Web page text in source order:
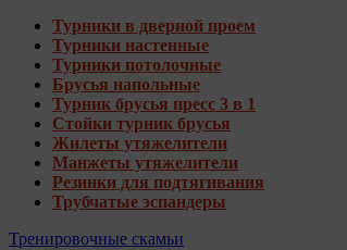
Турники в дверной проем
Турники настенные
Турники потолочные
Брусья напольные
Турник брусья пресс 3 в 1
Стойки турник брусья
Жилеты утяжелители
Манжеты утяжелители
Резинки для подтягивания
Трубчатые эспандеры
Тренировочные скамьи